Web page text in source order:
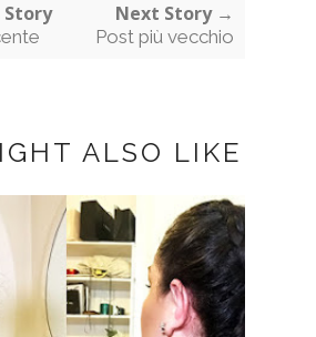
Story Next Story →
Post più vecchio
ALSO LIKE